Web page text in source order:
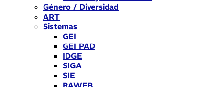
Género / Diversidad
ART
Sistemas
GEI
GEI PAD
IDGE
SIGA
SIE
RAWEB